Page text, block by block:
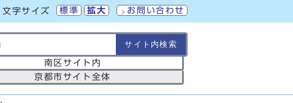
文字サイズ 標準 拡大 お問い合わせ
の範囲
南区サイト内
京都市サイト全体